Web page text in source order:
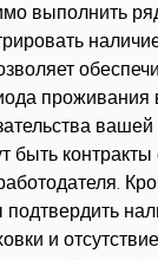
выполнить
проживания
вашей
быть контракты
и отсутствие